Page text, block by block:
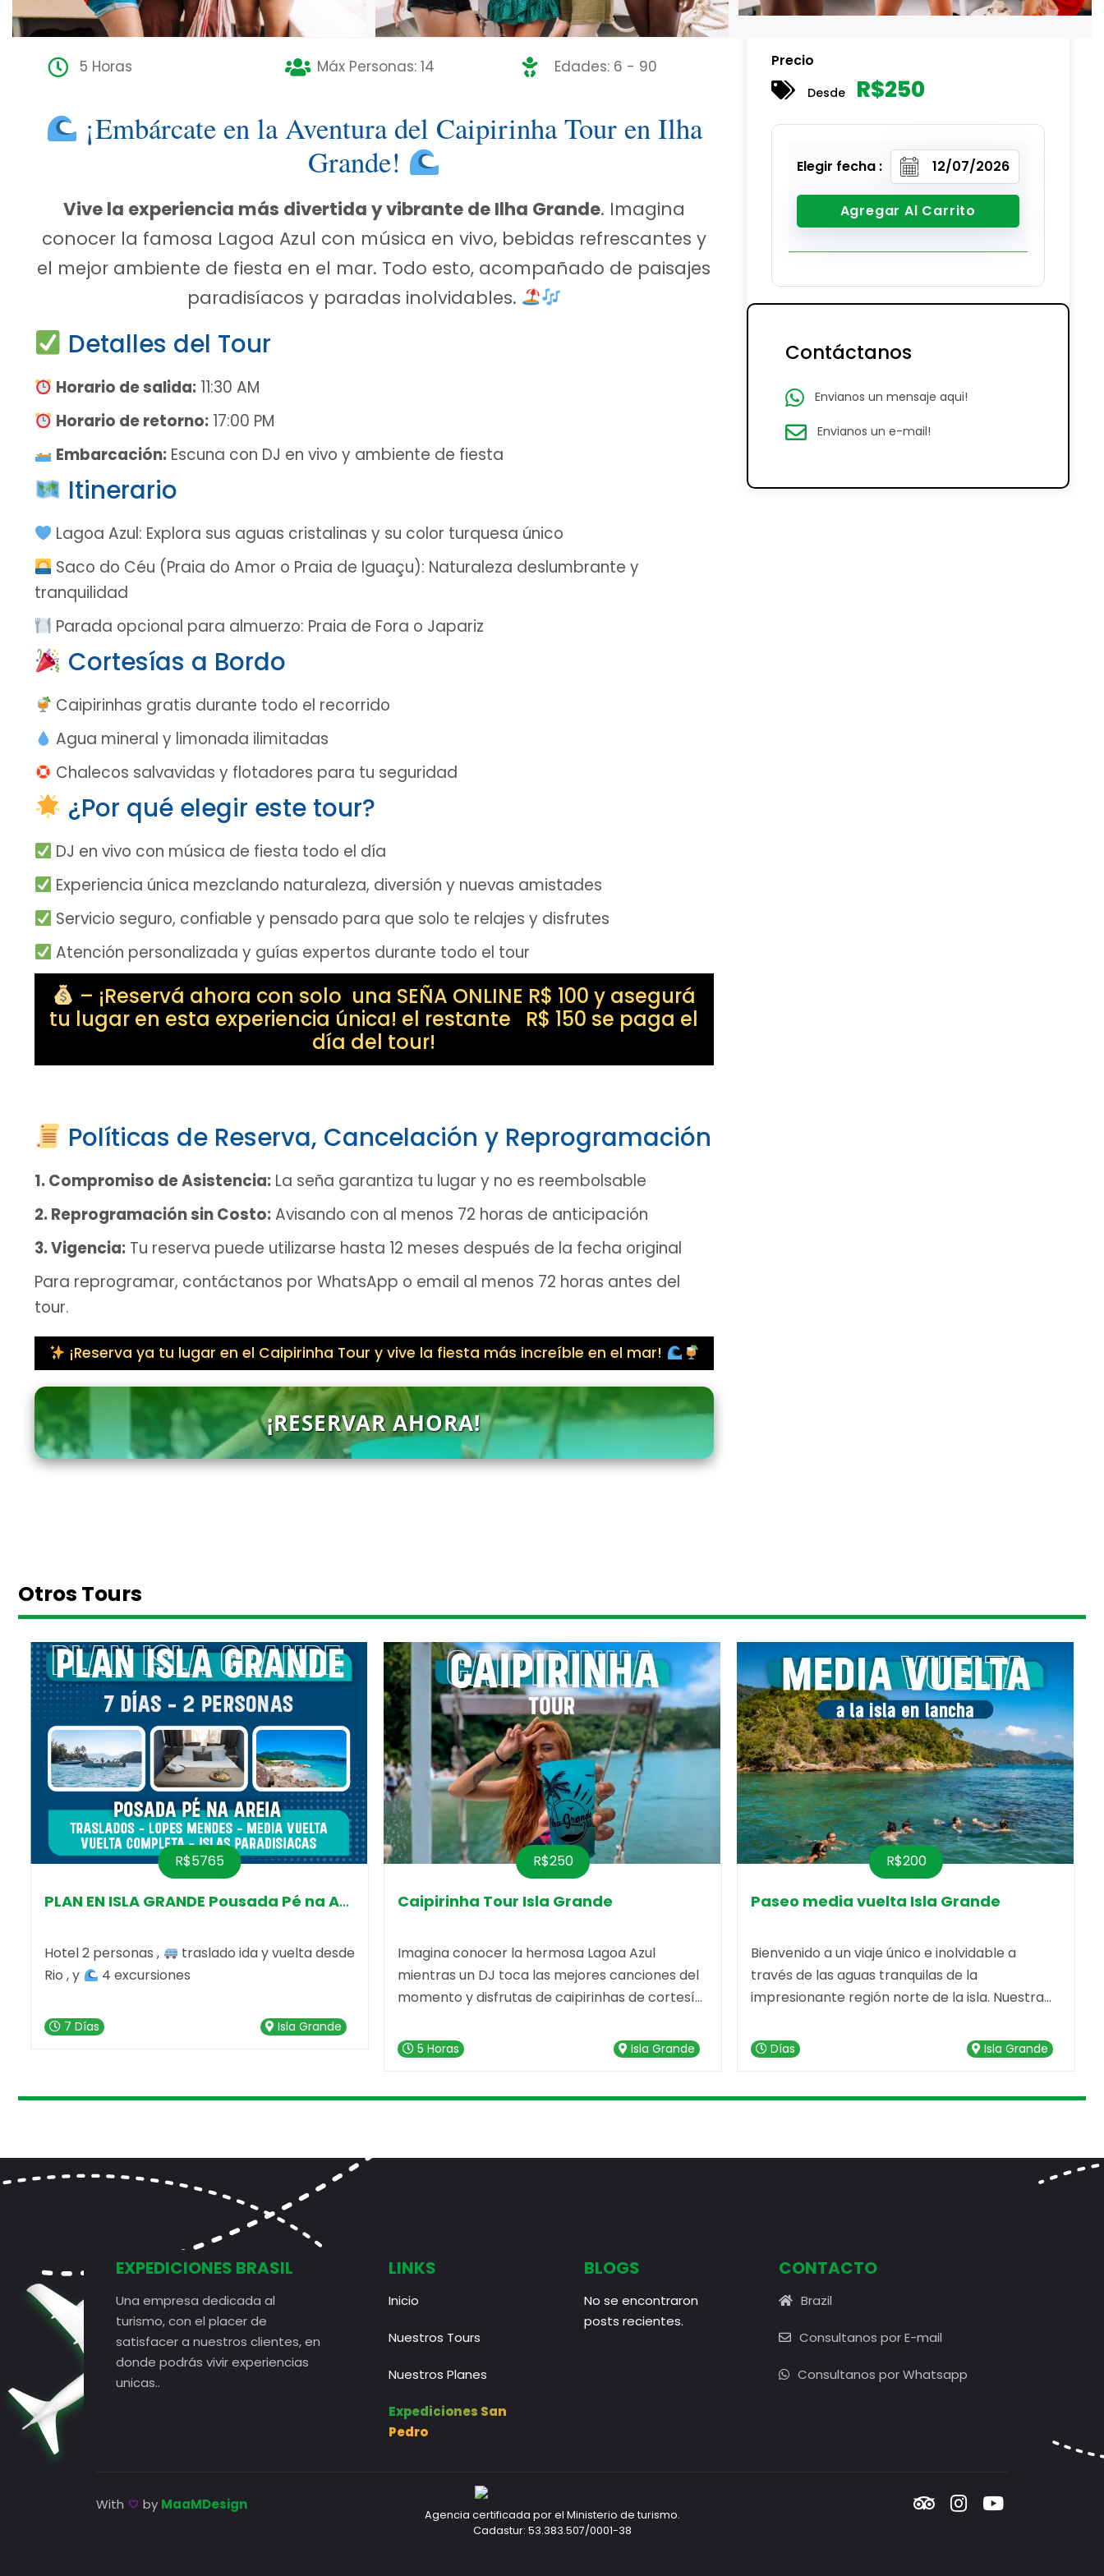
5 Horas Máx Personas: 14 Edades: 6 - 90
¡Embárcate en la Aventura del Caipirinha Tour en Ilha
Grande!
Vive la experiencia más divertida y vibrante de Ilha Grande. Imagina
conocer la famosa Lagoa Azul con música en vivo, bebidas refrescantes y
el mejor ambiente de fiesta en el mar. Todo esto, acompañado de paisajes
paradisíacos y paradas inolvidables.
Detalles del Tour
Horario de salida: 11:30 AM
Horario de retorno: 17:00 PM
Embarcación: Escuna con DJ en vivo y ambiente de fiesta
Itinerario
Lagoa Azul: Explora sus aguas cristalinas y su color turquesa único
Saco do Céu (Praia do Amor o Praia de Iguaçu): Naturaleza deslumbrante y
tranquilidad
Parada opcional para almuerzo: Praia de Fora o Japariz
Cortesías a Bordo
Caipirinhas gratis durante todo el recorrido
Agua mineral y limonada ilimitadas
Chalecos salvavidas y flotadores para tu seguridad
¿Por qué elegir este tour?
DJ en vivo con música de fiesta todo el día
Experiencia única mezclando naturaleza, diversión y nuevas amistades
Servicio seguro, confiable y pensado para que solo te relajes y disfrutes
Atención personalizada y guías expertos durante todo el tour
– ¡Reservá ahora con solo una SEÑA ONLINE R$ 100 y asegurá
tu lugar en esta experiencia única! el restante R$ 150 se paga el
día del tour!
Políticas de Reserva, Cancelación y Reprogramación
1. Compromiso de Asistencia: La seña garantiza tu lugar y no es reembolsable
2. Reprogramación sin Costo:Avisando con al menos 72 horas de anticipación
3. Vigencia: Tu reserva puede utilizarse hasta 12 meses después de la fecha original
Para reprogramar, contáctanos por WhatsApp o email al menos 72 horas antes del
tour.
¡Reserva ya tu lugar en el Caipirinha Tour y vive la fiesta más increíble en el mar!
¡RESERVAR AHORA!
Precio
Desde R$250
Elegir fecha :
Agregar Al Carrito
Contáctanos
Envianos un mensaje aqui!
Envianos un e-mail!
Otros Tours
R$5765
PLAN EN ISLA GRANDE Pousada Pé na Areia
Hotel 2 personas ,
traslado ida y vuelta desde
Rio , y
4 excursiones
7 Días Isla Grande
R$250
Caipirinha Tour Isla Grande
Imagina conocer la hermosa Lagoa Azul
mientras un DJ toca las mejores canciones del
momento y disfrutas de caipirinhas de cortesía.
alta mar, la excursión ideal para quienes desean
conectarse con la naturaleza, conocer nuevas
5 Horas Isla Grande
R$200
Paseo media vuelta Isla Grande
Bienvenido a un viaje único e inolvidable a
través de las aguas tranquilas de la
impresionante región norte de la isla. Nuestra
presentar el viaje perfecto que combina la
serenidad del buceo con peces en aguas
Días Isla Grande
EXPEDICIONES BRASIL
Una empresa dedicada al
turismo, con el placer de
satisfacer a nuestros clientes, en
donde podrás vivir experiencias
unicas..
LINKS
Inicio
Nuestros Tours
Nuestros Planes
Expediciones San
Pedro
BLOGS
No se encontraron
posts recientes.
CONTACTO
Brazil
Consultanos por E-mail
Consultanos por Whatsapp
With by MaaMDesign
Agencia certificada por el Ministerio de turismo.
Cadastur: 53.383.507/0001-38